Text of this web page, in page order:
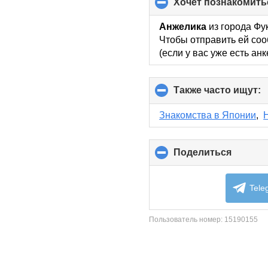
хочет
Анжелика из города
Чтобы отправить ей
(если у вас уже есть
Также часто ищут:
Знакомства в Японии,
Поделиться
to
Пользователь номер: 15190155